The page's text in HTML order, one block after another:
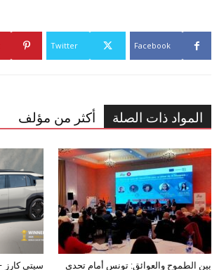
Facebook
Twitter
المواد ذات الصلة أكثر من مؤلف
سيتي كارز
بين الطموح والعوائق: تونس أمام تحدي